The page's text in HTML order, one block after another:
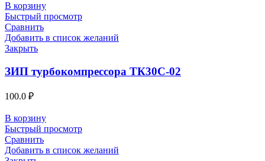
В корзину
Быстрый просмотр
Сравнить
Добавить в список желаний
Закрыть
ЗИП турбокомпрессора ТК30С-02
100.0 ₽
В корзину
Быстрый просмотр
Сравнить
Добавить в список желаний